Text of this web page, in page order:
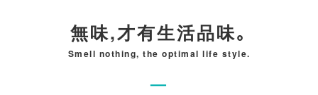
無味,才有生活品味｡
Smell nothing, the optimal life style.
—